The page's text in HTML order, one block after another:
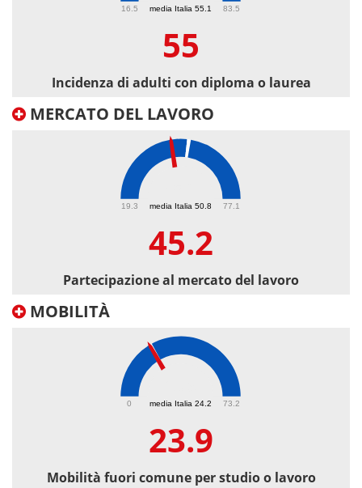
media Italia 55.1
16.5 83.5
55
Incidenza di adulti con diploma o laurea
MERCATO DEL LAVORO
media Italia 50.8
19.3 77.1
45.2
Partecipazione al mercato del lavoro
MOBILITÀ
media Italia 24.2
0 73.2
23.9
Mobilità fuori comune per studio o lavoro